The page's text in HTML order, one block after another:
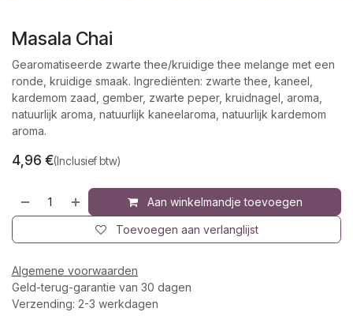
Masala Chai
Gearomatiseerde zwarte thee/kruidige thee melange met een
ronde, kruidige smaak. Ingrediënten: zwarte thee, kaneel,
kardemom zaad, gember, zwarte peper, kruidnagel, aroma,
natuurlijk aroma, natuurlijk kaneelaroma, natuurlijk kardemom
aroma.
4,96 €(Inclusief btw)
Aan winkelmandje toevoegen
Toevoegen aan verlanglijst
Algemene voorwaarden
Geld-terug-garantie van 30 dagen
Verzending: 2-3 werkdagen